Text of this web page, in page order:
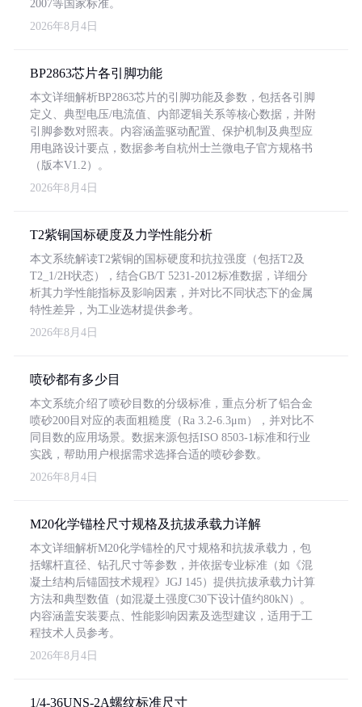
2007等国家标准。
2026年8月4日
BP2863芯片各引脚功能
本文详细解析BP2863芯片的引脚功能及参数，包括各引脚
定义、典型电压/电流值、内部逻辑关系等核心数据，并附
引脚参数对照表。内容涵盖驱动配置、保护机制及典型应
用电路设计要点，数据参考自杭州士兰微电子官方规格书
（版本V1.2）。
2026年8月4日
T2紫铜国标硬度及力学性能分析
本文系统解读T2紫铜的国标硬度和抗拉强度（包括T2及
T2_1/2H状态），结合GB/T 5231-2012标准数据，详细分
析其力学性能指标及影响因素，并对比不同状态下的金属
特性差异，为工业选材提供参考。
2026年8月4日
喷砂都有多少目
本文系统介绍了喷砂目数的分级标准，重点分析了铝合金
喷砂200目对应的表面粗糙度（Ra 3.2-6.3μm），并对比不
同目数的应用场景。数据来源包括ISO 8503-1标准和行业
实践，帮助用户根据需求选择合适的喷砂参数。
2026年8月4日
M20化学锚栓尺寸规格及抗拔承载力详解
本文详细解析M20化学锚栓的尺寸规格和抗拔承载力，包
括螺杆直径、钻孔尺寸等参数，并依据专业标准（如《混
凝土结构后锚固技术规程》JGJ 145）提供抗拔承载力计算
方法和典型数值（如混凝土强度C30下设计值约80kN）。
内容涵盖安装要点、性能影响因素及选型建议，适用于工
程技术人员参考。
2026年8月4日
1/4-36UNS-2A螺纹标准尺寸